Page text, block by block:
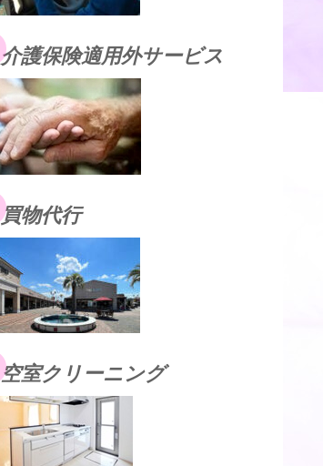
介護保険適用外サービス
買物代行
空室クリーニング